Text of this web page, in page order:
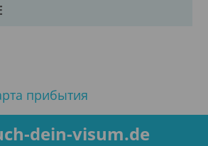
прибытия
dein-visum.de